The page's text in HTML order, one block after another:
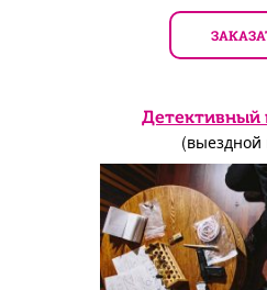
Детективный
(выездной